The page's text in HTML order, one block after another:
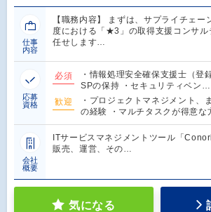
仕事
内容
【職務内容】 まずは、サプライチェー
度における「★3」の取得支援コンサル
任せします…
応募
資格
必須
・情報処理安全確保支援士（登
SPの保持 ・セキュリティベン…
歓迎
・プロジェクトマネジメント、
の経験 ・マルチタスクが得意な
会社
概要
ITサービスマネジメントツール「
販売、運営、その…
気になる